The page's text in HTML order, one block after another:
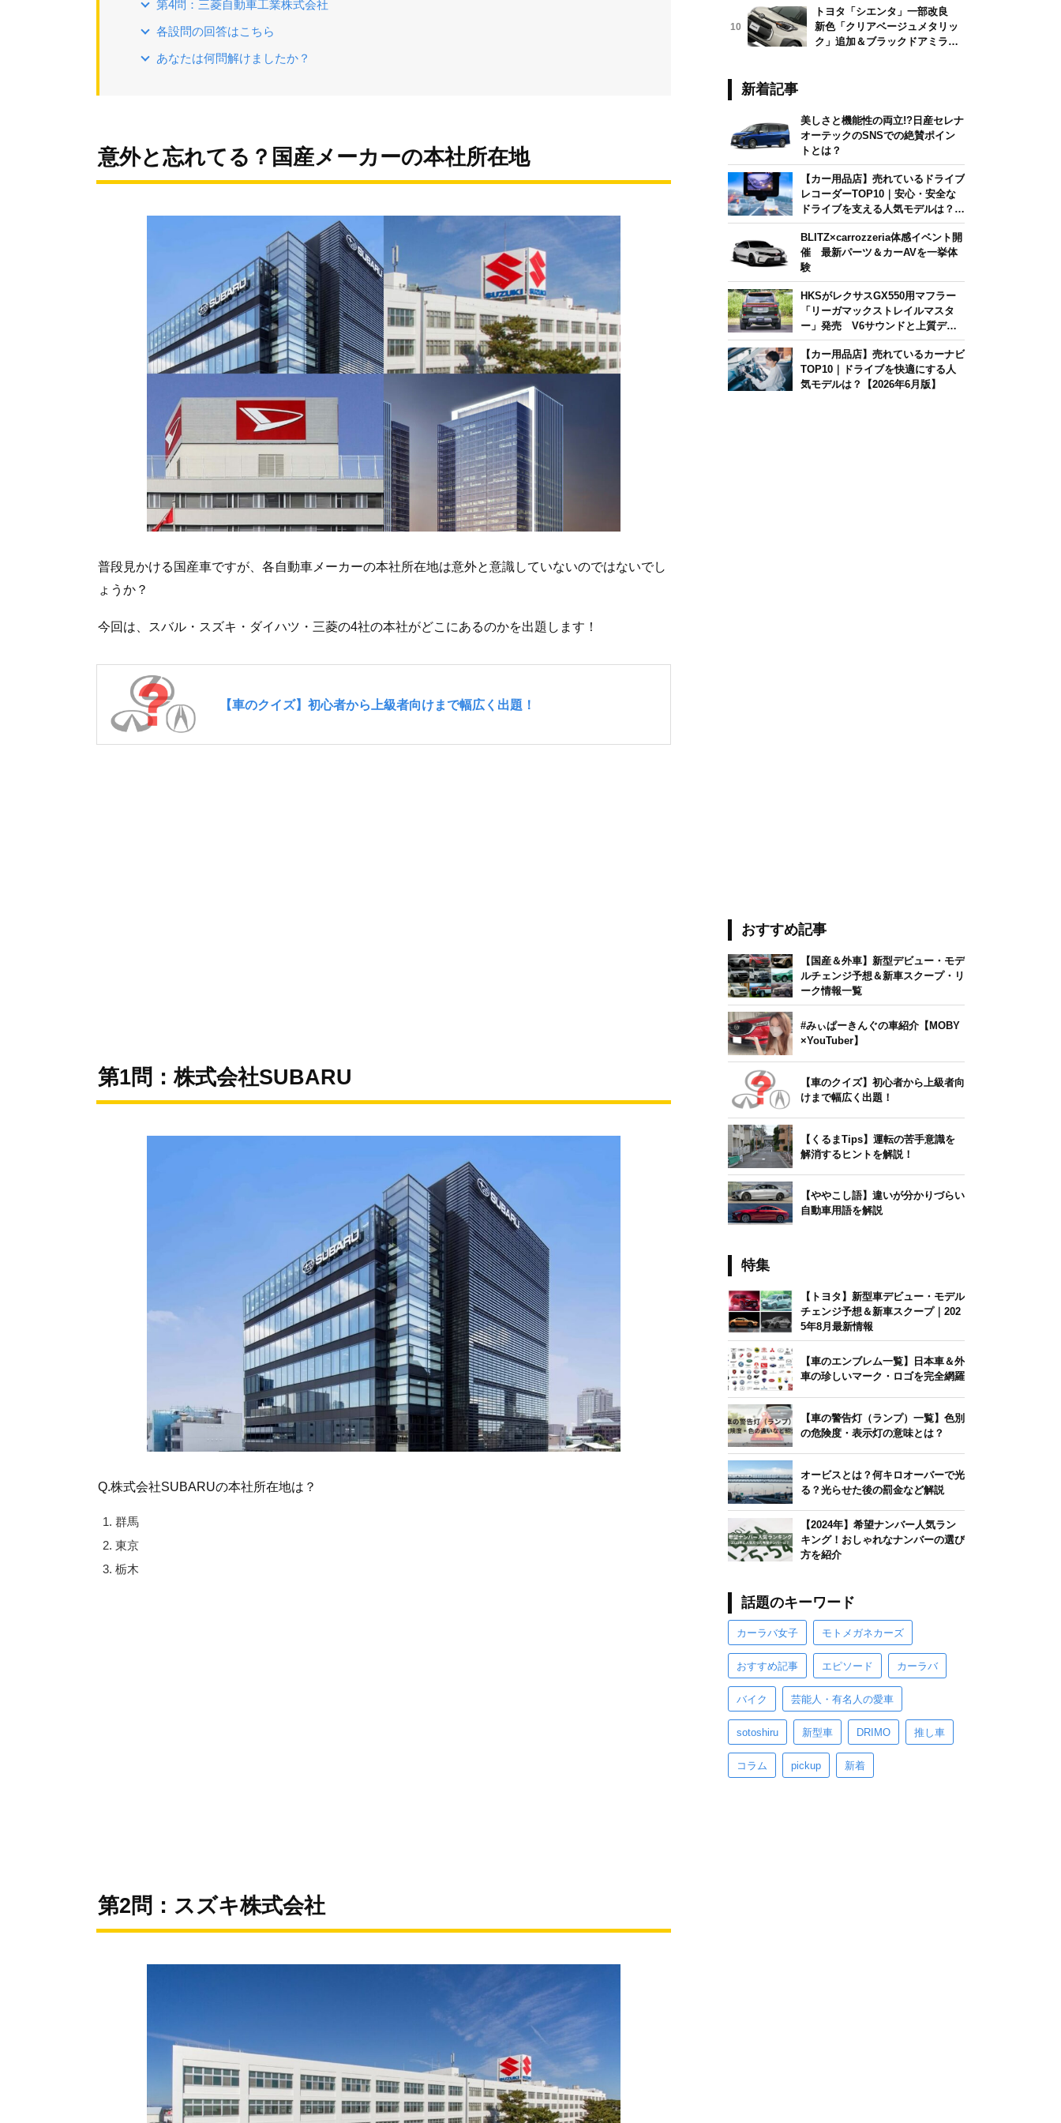
第4問：三菱自動車工業株式会社
各設問の回答はこちら
あなたは何問解けましたか？
意外と忘れてる？国産メーカーの本社所在地
普段見かける国産車ですが、各自動車メーカーの本社所在地は意外と意識していないのではないでし
ょうか？
今回は、スバル・スズキ・ダイハツ・三菱の4社の本社がどこにあるのかを出題します！
第1問：株式会社SUBARU
Q.株式会社SUBARUの本社所在地は？
群馬
東京
栃木
第2問：スズキ株式会社
10
トヨタ「シエンタ」一部改良
新色「クリアベージュメタリッ
ク」追加＆ブラックドアミラー
新着記事
美しさと機能性の両立!?日産セレナ
オーテックのSNSでの絶賛ポイン
トとは？
【カー用品店】売れているドライブ
レコーダーTOP10｜安心・安全な
ドライブを支える人気モデルは？
【2026年6月版】
BLITZ×carrozzeria体感イベント開
催 最新パーツ＆カーAVを一挙体
験
HKSがレクサスGX550用マフラー
「リーガマックストレイルマスタ
ー」発売 V6サウンドと上質デザ
インを両立
【カー用品店】売れているカーナビ
TOP10｜ドライブを快適にする人
気モデルは？【2026年6月版】
おすすめ記事
【国産＆外車】新型デビュー・モデ
ルチェンジ予想＆新車スクープ・リ
ーク情報一覧
#みぃぱーきんぐの車紹介【MOBY
×YouTuber】
【車のクイズ】初心者から上級者向
けまで幅広く出題！
【くるまTips】運転の苦手意識を
解消するヒントを解説！
【ややこし語】違いが分かりづらい
自動車用語を解説
特集
【トヨタ】新型車デビュー・モデル
チェンジ予想＆新車スクープ｜202
5年8月最新情報
【車のエンブレム一覧】日本車＆外
車の珍しいマーク・ロゴを完全網羅
【車の警告灯（ランプ）一覧】色別
の危険度・表示灯の意味とは？
オービスとは？何キロオーバーで光
る？光らせた後の罰金など解説
【2024年】希望ナンバー人気ラン
キング！おしゃれなナンバーの選び
方を紹介
話題のキーワード
カーラバ女子 モトメガネカーズ
おすすめ記事 エピソード カーラバ
バイク 芸能人・有名人の愛車
sotoshiru 新型車 DRIMO 推し車
コラム pickup 新着